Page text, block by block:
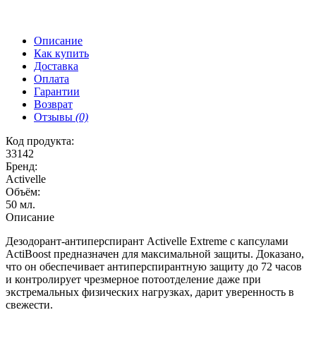
Описание
Как купить
Доставка
Оплата
Гарантии
Возврат
Отзывы (0)
Код продукта:
33142
Бренд:
Activelle
Объём:
50 мл.
Описание
Дезодорант-антиперспирант Activelle Extreme с капсулами
ActiBoost предназначен для максимальной защиты. Доказано,
что он обеспечивает антиперспирантную защиту до 72 часов
и контролирует чрезмерное потоотделение даже при
экстремальных физических нагрузках, дарит уверенность в
свежести.